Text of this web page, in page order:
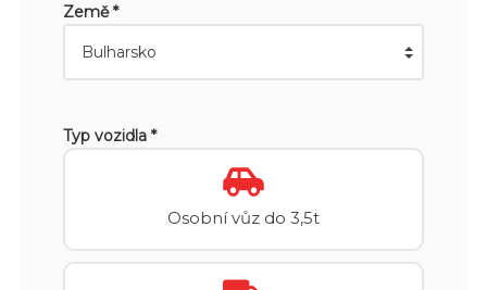
Země *
Typ vozidla *
Osobní vůz do 3,5t